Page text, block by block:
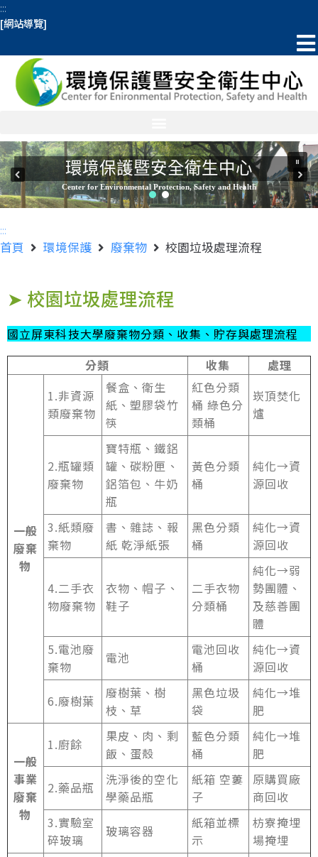
:::
[網站導覽]
環境保護暨安全衛生中心
Center for Environmental Protection, Safety and Health
:::
首頁 環境保護 廢棄物 校園垃圾處理流程
➤ 校園垃圾處理流程
國立屏東科技大學廢棄物分類、收集、貯存與處理流程
分類
收集 處理
一般
廢棄
物
1.非資源
類廢棄物
餐盒、衛生
紙、塑膠袋竹
筷
紅色分類
桶 綠色分
類桶
崁頂焚化
爐
2.瓶罐類
廢棄物
寶特瓶、鐵鋁
罐、碳粉匣、
鋁箔包、牛奶
瓶
黃色分類
桶
純化→資
源回收
3.紙類廢
棄物
書、雜誌、報
紙 乾淨紙張
黑色分類
桶
純化→資
源回收
4.二手衣
物廢棄物
衣物、帽子、
鞋子
二手衣物
分類桶
純化→弱
勢團體、
及慈善團
體
5.電池廢
棄物
電池
電池回收
桶
純化→資
源回收
6.廢樹葉
廢樹葉、樹
枝、草
黑色垃圾
袋
純化→堆
肥
一般
事業
廢棄
物
1.廚餘
果皮、肉、剩
飯、蛋殼
藍色分類
桶
純化→堆
肥
2.藥品瓶
洗淨後的空化
學藥品瓶
紙箱 空蔞
子
原購買廠
商回收
3.實驗室
碎玻璃
玻璃容器
紙箱並標
示
枋寮掩埋
場掩埋